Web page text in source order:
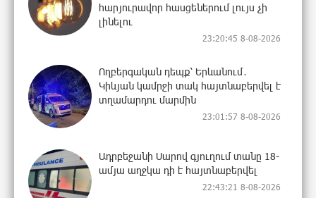
հարյուրավոր հասցեներում լույս չի
լինելու
23:20:45 8-08-2026
Ողբերգական դեպք՝ Երևանում․
Կիևյան կամրջի տակ հայտնաբերվել է
տղամարդու մարմին
23:01:57 8-08-2026
Ադրբեջանի Սարով գյուղում տանը 18-
ամյա աղջկա դի է հայտնաբերվել
22:43:21 8-08-2026